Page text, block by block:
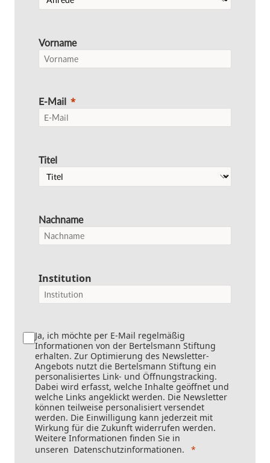
Vorname
E-Mail
Titel
Nachname
Institution
Ja, ich möchte per E-Mail regelmäßig
Informationen von der Bertelsmann Stiftung
erhalten. Zur Optimierung des Newsletter-
Angebots nutzt die Bertelsmann Stiftung ein
personalisiertes Link- und Öffnungstracking.
Dabei wird erfasst, welche Inhalte geöffnet und
welche Links angeklickt werden. Die Newsletter
können teilweise personalisiert versendet
werden. Die Einwilligung kann jederzeit mit
Wirkung für die Zukunft widerrufen werden.
Weitere Informationen finden Sie in
unseren Datenschutzinformationen.